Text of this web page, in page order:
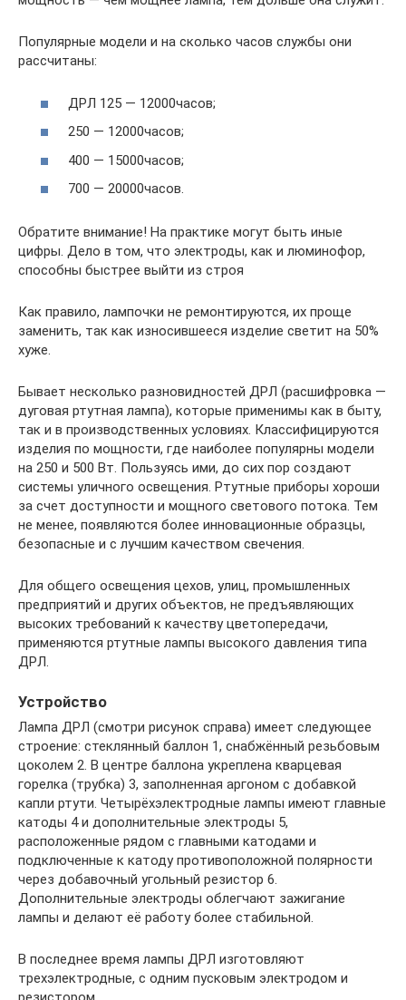
Популярные модели и на сколько часов службы они
рассчитаны:
ДРЛ 125 — 12000часов;
250 — 12000часов;
400 — 15000часов;
700 — 20000часов.
Обратите внимание! На практике могут быть иные
цифры. Дело в том, что электроды, как и люминофор,
способны быстрее выйти из строя
Как правило, лампочки не ремонтируются, их проще
заменить, так как износившееся изделие светит на 50%
хуже.
Бывает несколько разновидностей ДРЛ (расшифровка —
дуговая ртутная лампа), которые применимы как в быту,
так и в производственных условиях. Классифицируются
изделия по мощности, где наиболее популярны модели
на 250 и 500 Вт. Пользуясь ими, до сих пор создают
системы уличного освещения. Ртутные приборы хороши
за счет доступности и мощного светового потока. Тем
не менее, появляются более инновационные образцы,
безопасные и с лучшим качеством свечения.
Для общего освещения цехов, улиц, промышленных
предприятий и других объектов, не предъявляющих
высоких требований к качеству цветопередачи,
применяются ртутные лампы высокого давления типа
ДРЛ.
Устройство
Лампа ДРЛ (смотри рисунок справа) имеет следующее
строение: стеклянный баллон 1, снабжённый резьбовым
цоколем 2. В центре баллона укреплена кварцевая
горелка (трубка) 3, заполненная аргоном с добавкой
капли ртути. Четырёхэлектродные лампы имеют главные
катоды 4 и дополнительные электроды 5,
расположенные рядом с главными катодами и
подключенные к катоду противоположной полярности
через добавочный угольный резистор 6.
Дополнительные электроды облегчают зажигание
лампы и делают её работу более стабильной.
В последнее время лампы ДРЛ изготовляют
трехэлектродные, с одним пусковым электродом и